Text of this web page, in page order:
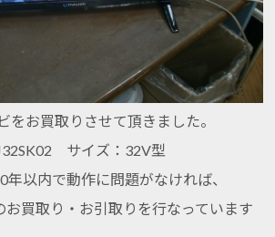
をお買取りさせて頂きました。
サイズ：32V型
年以内で動作に問題がなければ、
買取り・お引取りを行なっています